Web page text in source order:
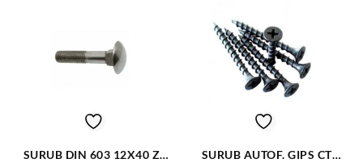
SURUB DIN 603 12X40 ZN
SURUB AUTOF. GIPS CT